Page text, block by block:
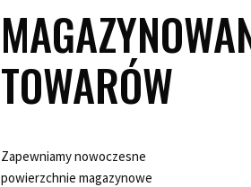
TOWARÓW
Zapewniamy nowoczesne
powierzchnie magazynowe